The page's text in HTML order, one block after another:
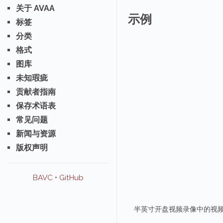
关于 AVAA
标签
分类
格式
图库
未知瑕疵
贡献者指南
保存术语表
常见问题
新闻与资源
版权声明
BAVC • GitHub
示例
半英寸开盘视频录像中的视